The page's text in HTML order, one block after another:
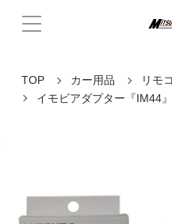
TOP カー用品
リモ
イモビアダプター『IM44』